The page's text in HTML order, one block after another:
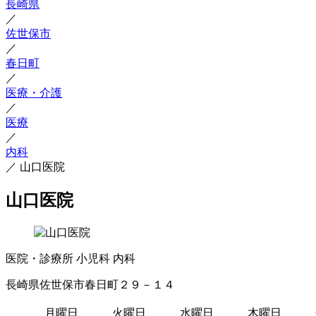
長崎県
／
佐世保市
／
春日町
／
医療・介護
／
医療
／
内科
／ 山口医院
山口医院
医院・診療所 小児科 内科
長崎県佐世保市春日町２９－１４
月曜日 火曜日 水曜日 木曜日